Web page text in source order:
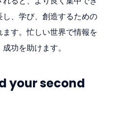
し、学び、創造するための
す。忙しい世界で情報を
功を助けます。
your second